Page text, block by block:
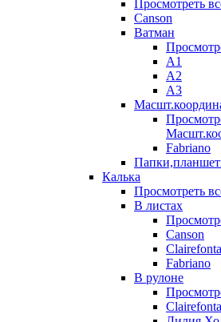
Просмотреть
Canson
Ватман
А1
А2
А3
Fabriano
Калька
Просмотреть
В листах
Canson
Fabriano
В рулоне